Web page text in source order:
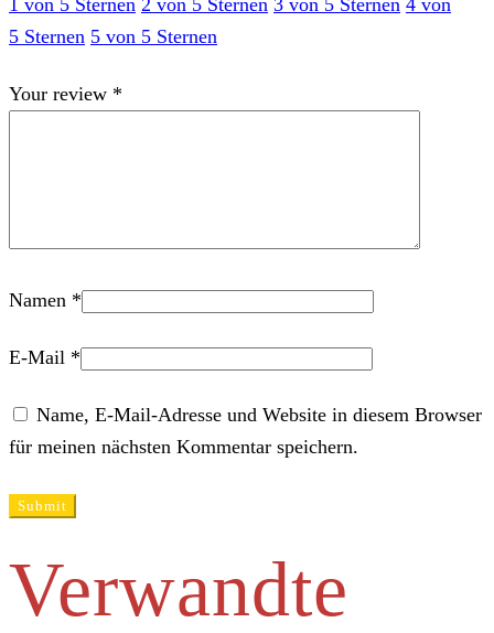
1 von 5 Sternen 2 von 5 Sternen 3 von 5 Sternen 4 von
5 Sternen 5 von 5 Sternen
Your review *
Namen *
E-Mail *
Name, E-Mail-Adresse und Website in diesem Browser
für meinen nächsten Kommentar speichern.
Verwandte